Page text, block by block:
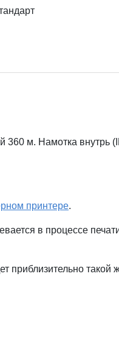
360 м. Намотка внутрь
принтере.
в процессе
приблизительно такой